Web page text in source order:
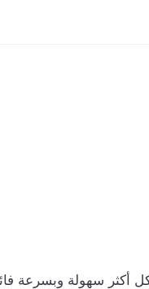
أكثر سهولة وبسرعة